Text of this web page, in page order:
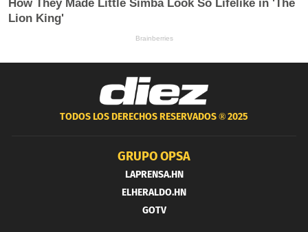
TODOS LOS DERECHOS RESERVADOS ®2025
GRUPO OPSA
LAPRENSA.HN
ELHERALDO.HN
GOTV